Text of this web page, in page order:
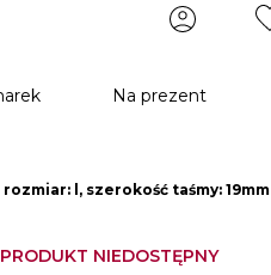
Na prezent
l, szerokość taśmy: 19mm
NIEDOSTĘPNY